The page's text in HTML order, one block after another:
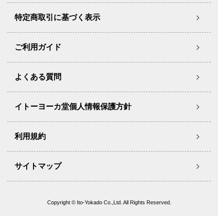
特定商取引に基づく表示
ご利用ガイド
よくある質問
イトーヨーカ堂個人情報保護方針
利用規約
サイトマップ
Copyright © Ito-Yokado Co.,Ltd. All Rights Reserved.